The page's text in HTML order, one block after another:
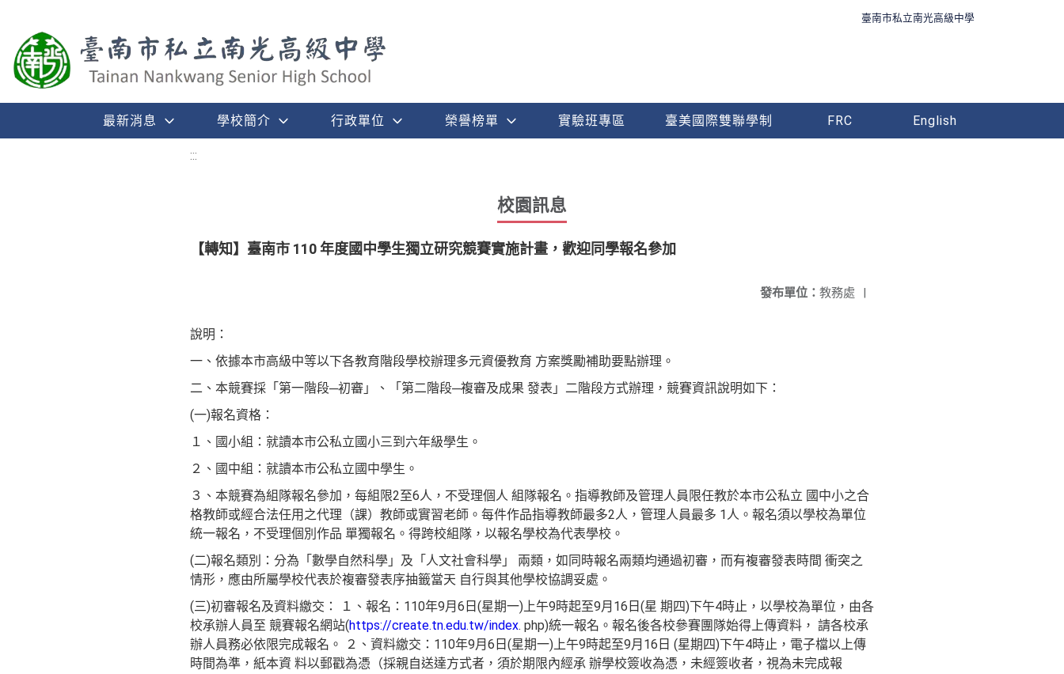
臺南市私立南光高級中學
最新消息 學校簡介 行政單位 榮譽榜單 實驗班專區 臺美國際雙聯學制 FRC English
:::
校園訊息
【轉知】臺南市 110 年度國中學生獨立研究競賽實施計畫，歡迎同學報名參加
發布單位： 教務處 |
說明：
一、依據本市高級中等以下各教育階段學校辦理多元資優教育 方案獎勵補助要點辦理。
二、本競賽採「第一階段─初審」、「第二階段─複審及成果 發表」二階段方式辦理，競賽資訊說明如下：
(一)報名資格：
１、國小組：就讀本市公私立國小三到六年級學生。
２、國中組：就讀本市公私立國中學生。
３、本競賽為組隊報名參加，每組限2至6人，不受理個人 組隊報名。指導教師及管理人員限任教於本市公私立 國中小之合
格教師或經合法任用之代理（課）教師或實習老師。每件作品指導教師最多2人，管理人員最多 1人。報名須以學校為單位
統一報名，不受理個別作品 單獨報名。得跨校組隊，以報名學校為代表學校。
(二)報名類別：分為「數學自然科學」及「人文社會科學」 兩類，如同時報名兩類均通過初審，而有複審發表時間 衝突之
情形，應由所屬學校代表於複審發表序抽籤當天 自行與其他學校協調妥處。
(三)初審報名及資料繳交： １、報名：110年9月6日(星期一)上午9時起至9月16日(星 期四)下午4時止，以學校為單位，由各
校承辦人員至 競賽報名網站(https://create.tn.edu.tw/index. php)統一報名。報名後各校參賽團隊始得上傳資料， 請各校承
辦人員務必依限完成報名。 ２、資料繳交：110年9月6日(星期一)上午9時起至9月16日 (星期四)下午4時止，電子檔以上傳
時間為準，紙本資 料以郵戳為憑（採親自送達方式者，須於期限內經承 辦學校簽收為憑，未經簽收者，視為未完成報